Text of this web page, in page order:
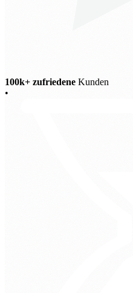
100k+ zufriedene Kunden
•